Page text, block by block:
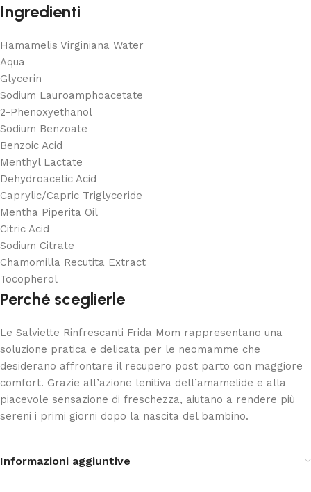
Ingredienti
Hamamelis Virginiana Water
Aqua
Glycerin
Sodium Lauroamphoacetate
2-Phenoxyethanol
Sodium Benzoate
Benzoic Acid
Menthyl Lactate
Dehydroacetic Acid
Caprylic/Capric Triglyceride
Mentha Piperita Oil
Citric Acid
Sodium Citrate
Chamomilla Recutita Extract
Tocopherol
Perché sceglierle
Le Salviette Rinfrescanti Frida Mom rappresentano una
soluzione pratica e delicata per le neomamme che
desiderano affrontare il recupero post parto con maggiore
comfort. Grazie all’azione lenitiva dell’amamelide e alla
piacevole sensazione di freschezza, aiutano a rendere più
sereni i primi giorni dopo la nascita del bambino.
Informazioni aggiuntive